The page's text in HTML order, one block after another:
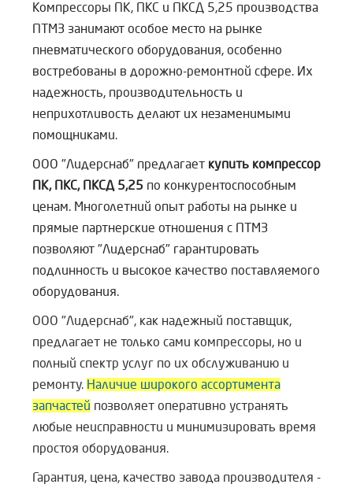
Компрессоры ПК, ПКС и ПКСД 5,25 производства
ПТМЗ занимают особое место на рынке
пневматического оборудования, особенно
востребованы в дорожно-ремонтной сфере. Их
надежность, производительность и
неприхотливость делают их незаменимыми
помощниками.
ООО "Лидерснаб" предлагает купить компрессор
ПК, ПКС, ПКСД 5,25 по конкурентоспособным
ценам. Многолетний опыт работы на рынке и
прямые партнерские отношения с ПТМЗ
позволяют "Лидерснаб" гарантировать
подлинность и высокое качество поставляемого
оборудования.
ООО "Лидерснаб", как надежный поставщик,
предлагает не только сами компрессоры, но и
полный спектр услуг по их обслуживанию и
ремонту. Наличие широкого ассортимента
запчастей позволяет оперативно устранять
любые неисправности и минимизировать время
простоя оборудования.
Гарантия, цена, качество завода производителя -